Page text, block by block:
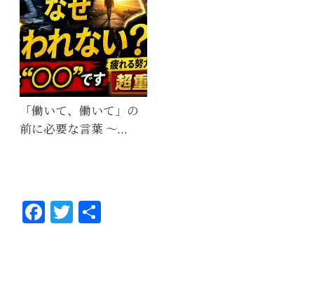
「働いて、働いて」の
前に必要な言葉 ～…
Fa T